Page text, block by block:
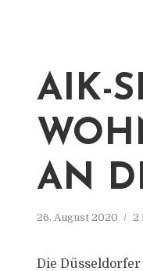
AIK-
AN
26. August 2020 2
Die